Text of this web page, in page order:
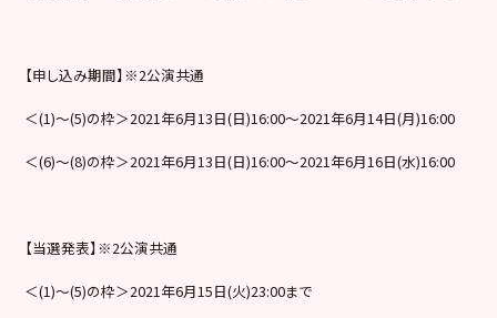
【申し込み期間】※2公演共通
＜(1)～(5)の枠＞2021年6月13日(日)16:00～2021年6月14日(月)16:00
＜(6)～(8)の枠＞2021年6月13日(日)16:00～2021年6月16日(水)16:00
【当選発表】※2公演共通
＜(1)～(5)の枠＞2021年6月15日(火)23:00まで